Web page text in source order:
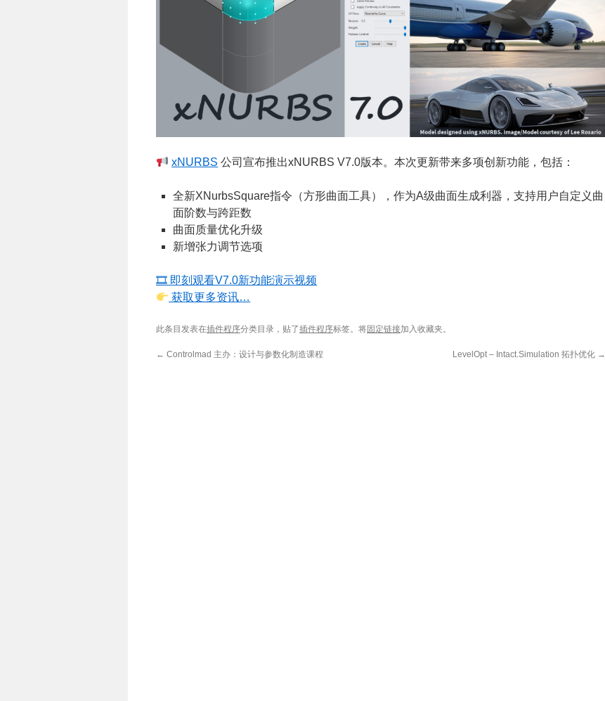
xNURBS 公司宣布推出xNURBS V7.0版本。本次更新带来多项创新功能，包括：
全新XNurbsSquare指令（方形曲面工具），作为A级曲面生成利器，支持用户自定义曲
面阶数与跨距数
曲面质量优化升级
新增张力调节选项
🎞 即刻观看V7.0新功能演示视频
获取更多资讯…
此条目发表在插件程序分类目录，贴了插件程序标签。将固定链接加入收藏夹。
← Controlmad 主办：设计与参数化制造课程 LevelOpt – Intact.Simulation 拓扑优化 →